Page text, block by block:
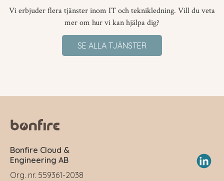
Vi erbjuder flera tjänster inom IT och teknikledning. Vill du veta
mer om hur vi kan hjälpa dig?
SE ALLA TJÄNSTER
Bonfire Cloud &
Engineering AB
Org. nr. 559361-2038